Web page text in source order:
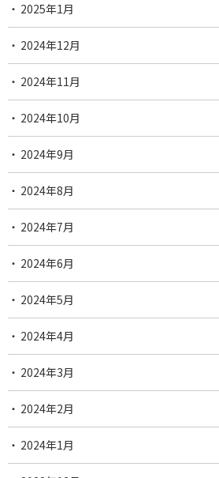
2025年1月
2024年12月
2024年11月
2024年10月
2024年9月
2024年8月
2024年7月
2024年6月
2024年5月
2024年4月
2024年3月
2024年2月
2024年1月